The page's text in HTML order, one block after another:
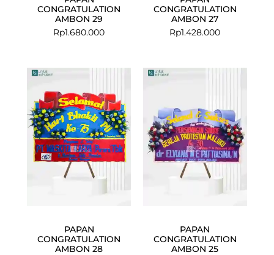
CONGRATULATION
AMBON 29
Rp1.680.000
CONGRATULATION
AMBON 27
Rp1.428.000
PAPAN
CONGRATULATION
AMBON 28
PAPAN
CONGRATULATION
AMBON 25